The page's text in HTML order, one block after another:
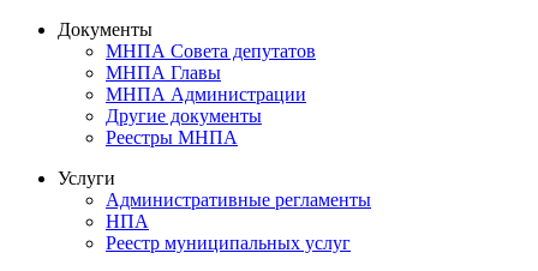
Документы
МНПА Совета депутатов
МНПА Главы
МНПА Администрации
Другие документы
Реестры МНПА
Услуги
Административные регламенты
НПА
Реестр муниципальных услуг